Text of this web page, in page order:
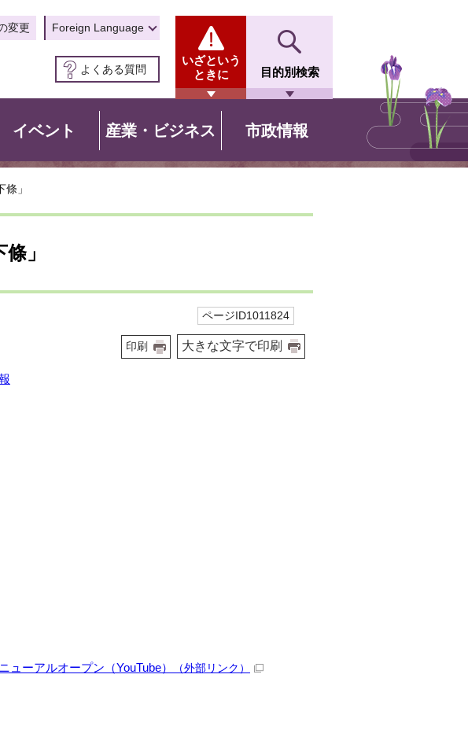
変更 Foreign Language
よくある質問
いざという
ときに
目的別検索
イベント 産業・ビジネス 市政情報
」
」
ページID1011824
印刷 大きな文字で印刷
ーアルオープン（YouTube） （外部リンク）